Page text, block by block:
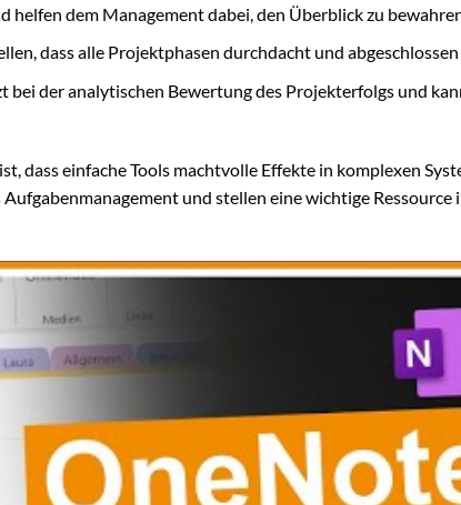
dem Management dabei, den Überblick zu
dass alle Projektphasen durchdacht und
der analytischen Bewertung des Projekterfolgs und
dass einfache Tools machtvolle Effekte in komplexen
und stellen eine wichtige Ressource